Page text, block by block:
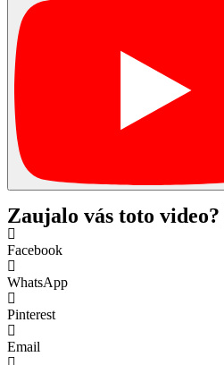
Zaujalo vás toto
Facebook
WhatsApp
Pinterest
Email